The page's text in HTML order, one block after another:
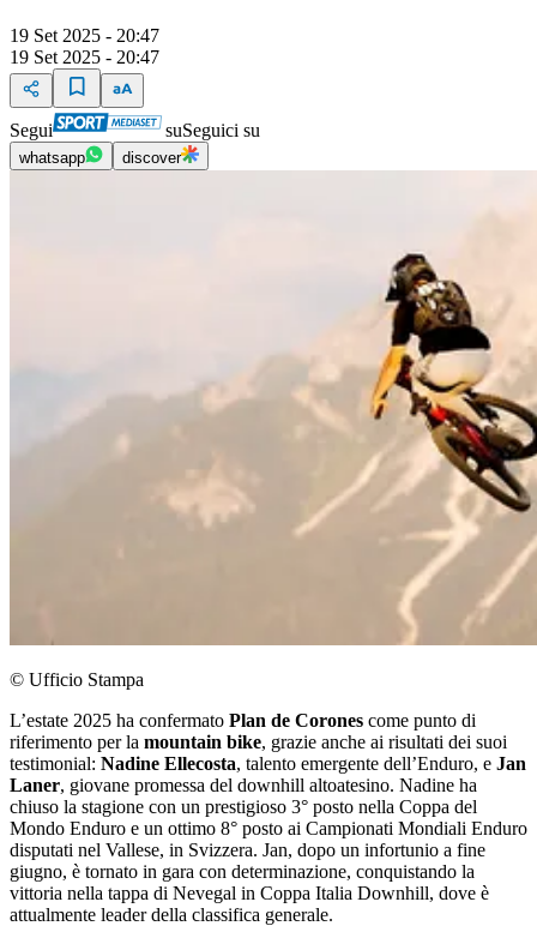
19 Set 2025 - 20:47
19 Set 2025 - 20:47
Segui suSeguici su
whatsapp discover
© Ufficio Stampa
L’estate 2025 ha confermato Plan de Corones come punto di
riferimento per la mountain bike, grazie anche ai risultati dei suoi
testimonial: Nadine Ellecosta, talento emergente dell’Enduro, e Jan
Laner, giovane promessa del downhill altoatesino. Nadine ha
chiuso la stagione con un prestigioso 3° posto nella Coppa del
Mondo Enduro e un ottimo 8° posto ai Campionati Mondiali Enduro
disputati nel Vallese, in Svizzera. Jan, dopo un infortunio a fine
giugno, è tornato in gara con determinazione, conquistando la
vittoria nella tappa di Nevegal in Coppa Italia Downhill, dove è
attualmente leader della classifica generale.